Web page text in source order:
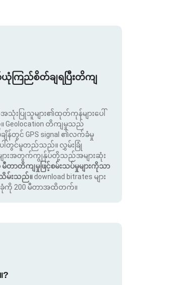
ြည်စိတ်ချရပြီးတိကျ
အသုံးပြုသူများ၏ထုတ်ကုန်များပေါ်
တိကျမှုသည်
ျိန်တွင် GPS signal ၏လက်ခံမှု
တွင်မူတည်သည်။ လွှမ်းခြုံ
းအတွက်ကျွန်ုပ်တို့သည်အများဆုံး
မီတာတိကျမှုဖြင့်စမ်းသပ်မှုများကိုသာ
းသည်။ download bitrates များ
ကို 200 မီတာအထိတက်။
?